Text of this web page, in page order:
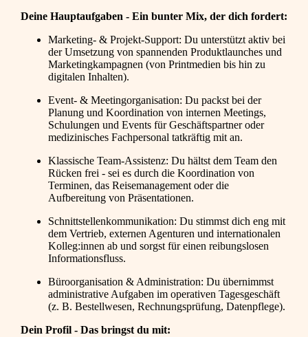
Deine Hauptaufgaben - Ein bunter Mix, der dich fordert:
Marketing- & Projekt-Support: Du unterstützt aktiv bei
der Umsetzung von spannenden Produktlaunches und
Marketingkampagnen (von Printmedien bis hin zu
digitalen Inhalten).
Event- & Meetingorganisation: Du packst bei der
Planung und Koordination von internen Meetings,
Schulungen und Events für Geschäftspartner oder
medizinisches Fachpersonal tatkräftig mit an.
Klassische Team-Assistenz: Du hältst dem Team den
Rücken frei - sei es durch die Koordination von
Terminen, das Reisemanagement oder die
Aufbereitung von Präsentationen.
Schnittstellenkommunikation: Du stimmst dich eng mit
dem Vertrieb, externen Agenturen und internationalen
Kolleg:innen ab und sorgst für einen reibungslosen
Informationsfluss.
Büroorganisation & Administration: Du übernimmst
administrative Aufgaben im operativen Tagesgeschäft
(z. B. Bestellwesen, Rechnungsprüfung, Datenpflege).
Dein Profil - Das bringst du mit: